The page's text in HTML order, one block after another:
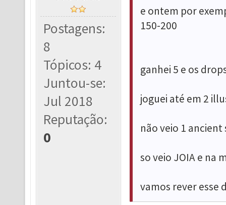
Postagens:
8
Tópicos: 4
Juntou-se:
Jul 2018
Reputação:
0
e ontem por
150-200
ganhei 5 e os
joguei até em 2
não veio 1
so veio JOIA e na
vamos rever esse